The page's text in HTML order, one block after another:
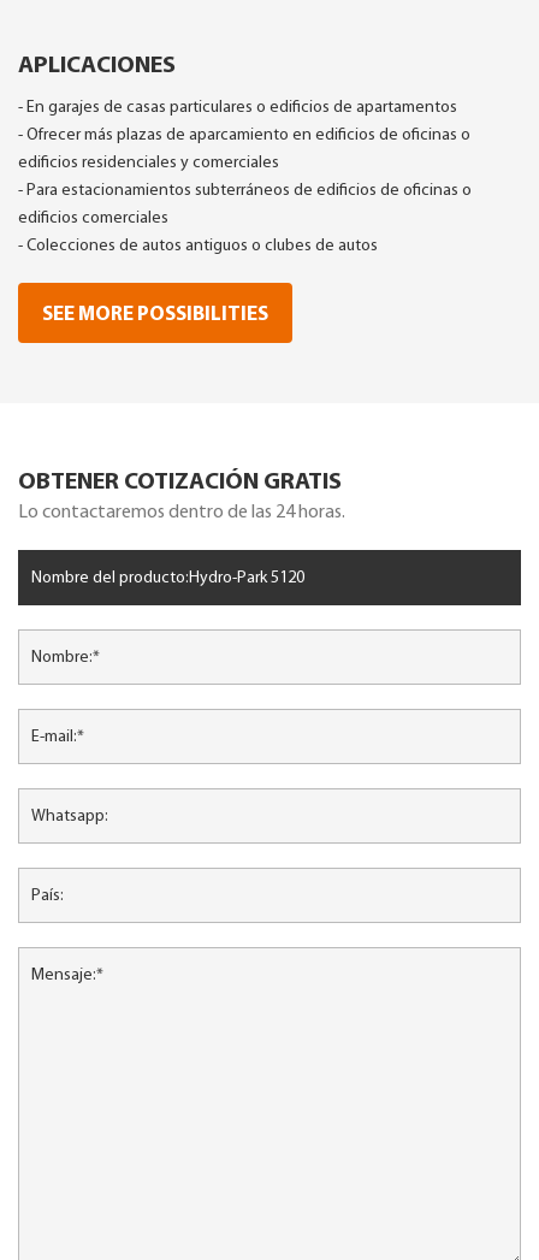
APLICACIONES
- En garajes de casas particulares o edificios de apartamentos
- Ofrecer más plazas de aparcamiento en edificios de oficinas o
edificios residenciales y comerciales
- Para estacionamientos subterráneos de edificios de oficinas o
edificios comerciales
- Colecciones de autos antiguos o clubes de autos
SEE MORE POSSIBILITIES
OBTENER COTIZACIÓN GRATIS
Lo contactaremos dentro de las 24 horas.